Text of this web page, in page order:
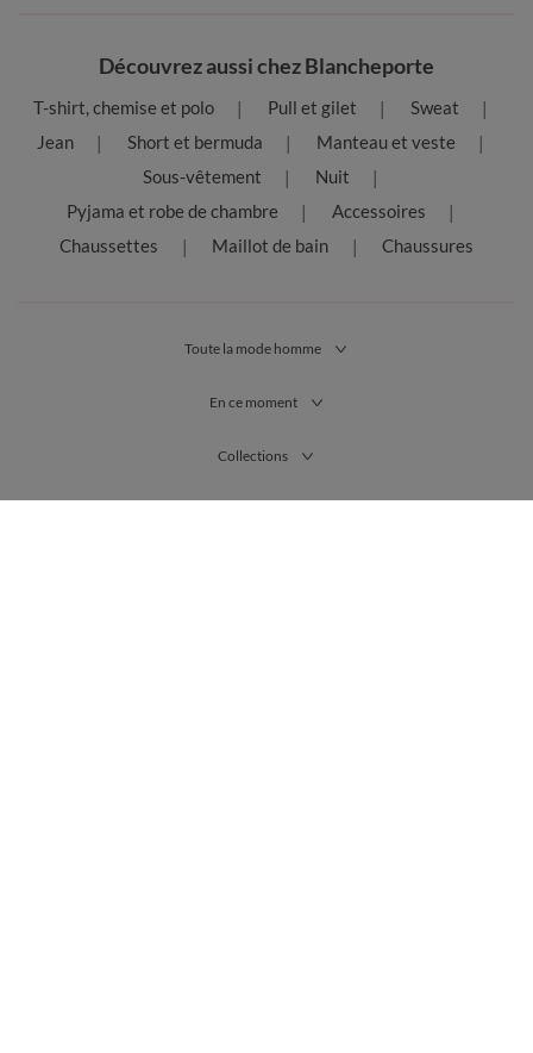
Découvrez aussi chez Blancheporte
T-shirt, chemise et polo Pull et gilet
Sweat
Jean
Short et bermuda
Manteau et veste
Sous-vêtement
Nuit
Pyjama et robe de chambre
Accessoires
Chaussettes
Maillot de bain Chaussures
Toute la mode homme
En ce moment
Collections